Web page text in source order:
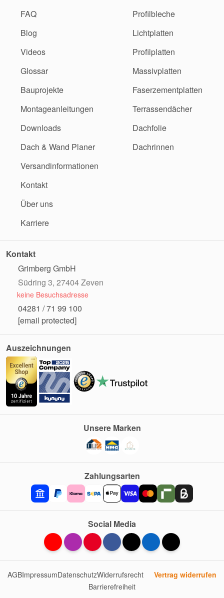
FAQ
Blog
Videos
Glossar
Bauprojekte
Montageanleitungen
Downloads
Dach & Wand Planer
Versandinformationen
Kontakt
Über uns
Karriere
Profilbleche
Lichtplatten
Profilplatten
Massivplatten
Faserzementplatten
Terrassendächer
Dachfolie
Dachrinnen
Kontakt
Grimberg GmbH
Südring 3, 27404 Zeven
keine Besuchsadresse
04281 / 71 99 100
[email protected]
Auszeichnungen
Zahlungsarten
Unsere Marken
Social Media
AGBImpressumDatenschutzWiderrufsrecht
Vertrag widerrufen
Barrierefreiheit